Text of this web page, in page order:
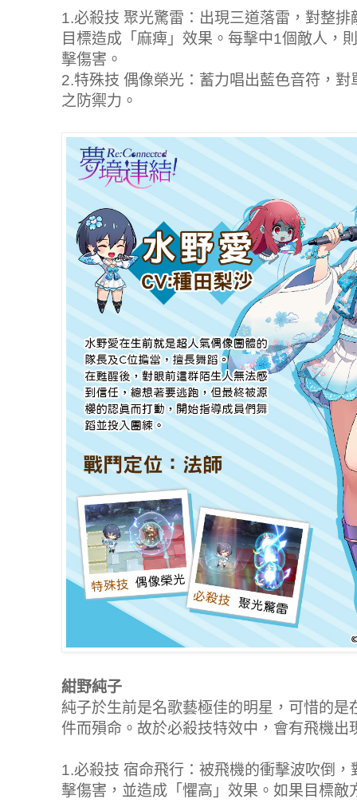
1.必殺技 聚光驚雷：出現三道落雷，對整
目標造成「麻痺」效果。每擊中1個敵人，
擊傷害。
2.特殊技 偶像榮光：蓄力唱出藍色音符，
之防禦力。
紺野純子
純子於生前是名歌藝極佳的明星，可惜的
件而殞命。故於必殺技特效中，會有飛機
1.必殺技 宿命飛行：被飛機的衝擊波吹倒
擊傷害，並造成「懼高」效果。如果目標敵